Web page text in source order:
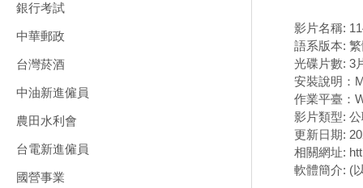
銀行考試
中華郵政
台灣菸酒
中油新進僱員
農田水利會
台電新進僱員
國營事業
影片名稱:
語系版本:
光碟片數: 3
安裝說明：
作業平臺：
影片類型:
更新日期:
相關網址:
軟體簡介: (